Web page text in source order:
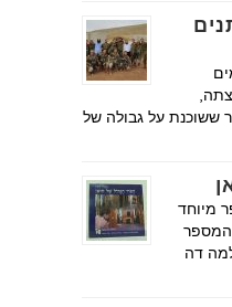
100 ימים
ששוכנת על גבולה של
מיוחד
המספר
דה